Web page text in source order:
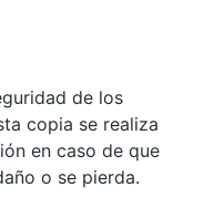
de los
copia se realiza
en caso de que
o se pierda.